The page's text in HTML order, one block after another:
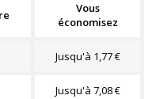
Vous
économisez
Jusqu'à 1,77 €
Jusqu'à 7,08 €